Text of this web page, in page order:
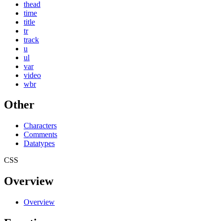
thead
time
title
tr
track
u
ul
var
video
wbr
Other
Characters
Comments
Datatypes
CSS
Overview
Overview